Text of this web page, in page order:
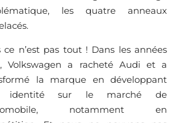
les quatre anneaux
ce n’est pas tout ! Dans les années
Volkswagen a racheté Audi et a
la marque en développant
identité sur le marché de
notamment en